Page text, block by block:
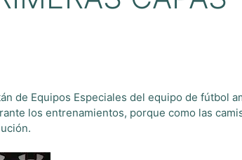
de Equipos Especiales del equipo de fútbol
los entrenamientos, porque como las